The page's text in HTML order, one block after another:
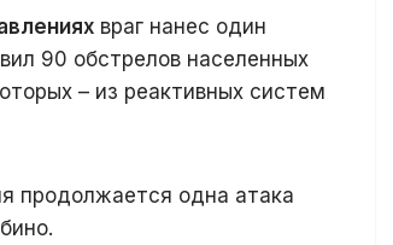
враг нанес один
90 обстрелов населенных
– из реактивных систем
продолжается одна атака